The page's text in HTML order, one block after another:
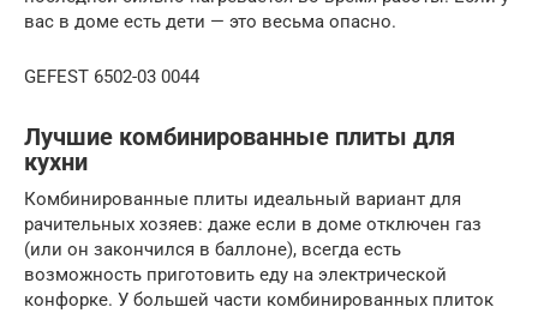
вас в доме есть дети — это весьма опасно.
GEFEST 6502-03 0044
Лучшие комбинированные плиты для
кухни
Комбинированные плиты идеальный вариант для
рачительных хозяев: даже если в доме отключен газ
(или он закончился в баллоне), всегда есть
возможность приготовить еду на электрической
конфорке. У большей части комбинированных плиток